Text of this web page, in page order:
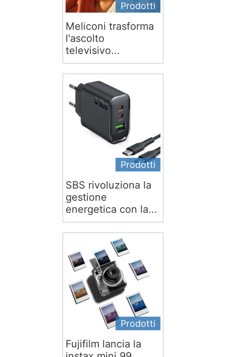
Prodotti
Meliconi trasforma
l'ascolto
televisivo...
Prodotti
SBS rivoluziona la
gestione
energetica con la...
Prodotti
Fujifilm lancia la